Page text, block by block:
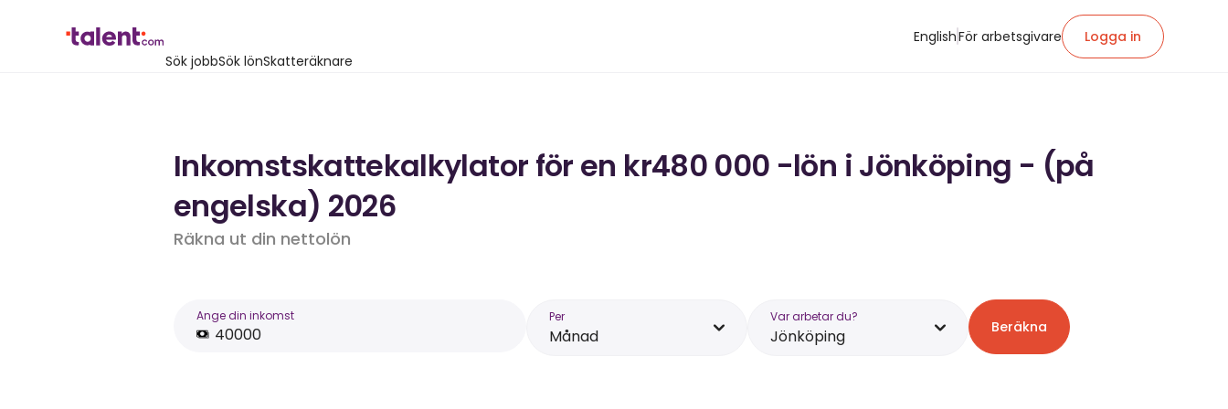
Sök jobbSök lönSkatteräknare
EnglishFör arbetsgivare Logga in
Inkomstskattekalkylator för en kr480 000 -lön i Jönköping - (på
engelska) 2026
Räkna ut din nettolön
Ange din inkomst Per
Månad
Var arbetar du?
Jönköping Beräkna